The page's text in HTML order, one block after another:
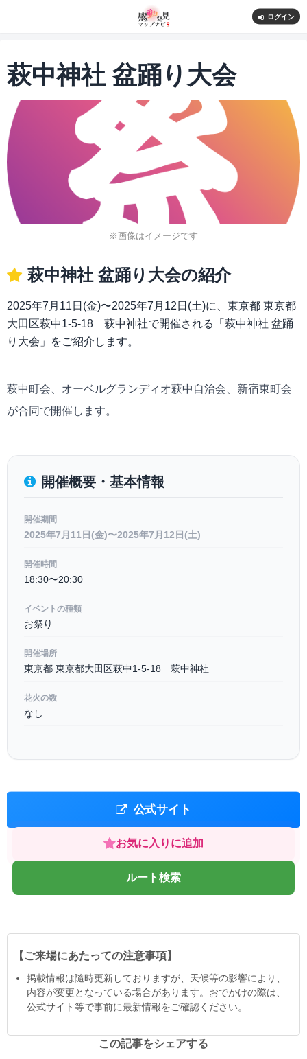
ログイン
萩中神社 盆踊り大会
※画像はイメージです
萩中神社 盆踊り大会の紹介
2025年7月11日(金)〜2025年7月12日(土)に、東京都 東京都
大田区萩中1-5-18 萩中神社で開催される「萩中神社 盆踊
り大会」をご紹介します。
萩中町会、オーベルグランディオ萩中自治会、新宿東町会
が合同で開催します。
開催概要・基本情報
開催期間
2025年7月11日(金)〜2025年7月12日(土)
開催時間
18:30〜20:30
イベントの種類
お祭り
開催場所
東京都 東京都大田区萩中1-5-18 萩中神社
花火の数
なし
公式サイト
お気に入りに追加
ルート検索
【ご来場にあたっての注意事項】
掲載情報は隨時更新しておりますが、天候等の影響により、
内容が変更となっている場合があります。おでかけの際は、
公式サイト等で事前に最新情報をご確認ください。
この記事をシェアする